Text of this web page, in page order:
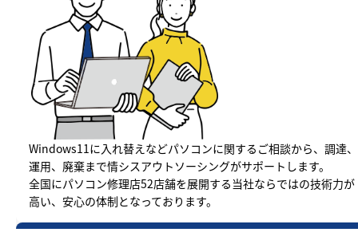
Windows11に入れ替えなどパソコンに関するご相談から、調達、
運用、廃棄まで情シスアウトソーシングがサポートします。
全国にパソコン修理店52店舗を展開する当社ならではの技術力が
高い、安心の体制となっております。